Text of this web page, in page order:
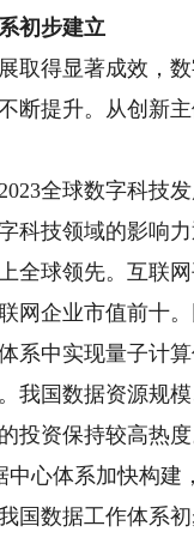
初步建立
得显著成效，数
断提升。从创新
全球数字科技发
科技领域的影响
全球领先。互联
网企业市值前十
系中实现量子计算
国数据资源规模
投资保持较高热
心体系加快构建
数据工作体系初